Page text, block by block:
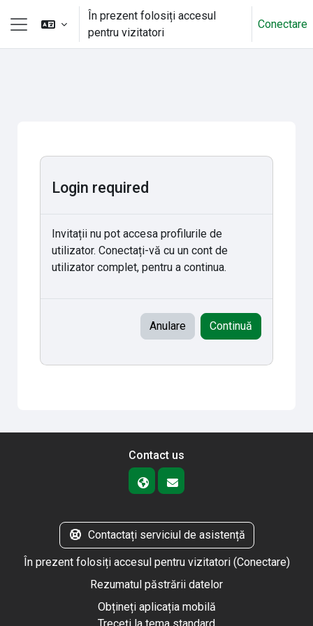
Sari la conţinutul principal
Panou lateral
În prezent folosiți accesul
pentru vizitatori
Conectare
Login required
Invitații nu pot accesa profilurile de
utilizator. Conectați-vă cu un cont de
utilizator complet, pentru a continua.
Anulare Continuă
Contact us
Contactați serviciul de asistență
În prezent folosiți accesul pentru vizitatori (Conectare)
Rezumatul păstrării datelor
Obțineți aplicația mobilă